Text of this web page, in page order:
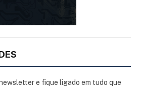
e fique ligado em tudo que